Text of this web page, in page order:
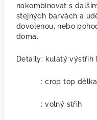
nakombinovat s
stejných barvách a
dovolenou, nebo
doma.
Detaily: kulatý výstřih
: crop top
: volný střih